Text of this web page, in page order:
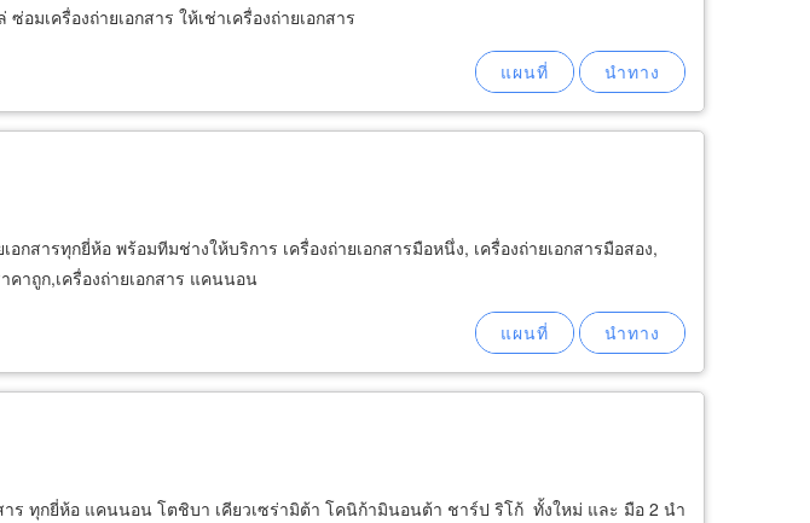
มเครื่องถ่ายเอกสาร ให้เช่าเครื่องถ่ายเอกสาร
สารทุกยี่ห้อ พร้อมทีมช่างให้บริการ เครื่องถ่ายเอกสารมือหนึ่ง, เครื่องถ่ายเอกสารมือสอง,
คาถูก,เครื่องถ่ายเอกสาร แคนนอน
สาร ทุกยี่ห้อ แคนนอน โตชิบา เคียวเซร่ามิต้า โคนิก้ามินอนต้า ชาร์ป ริโก้ ทั้งใหม่ และ มือ 2 นำ